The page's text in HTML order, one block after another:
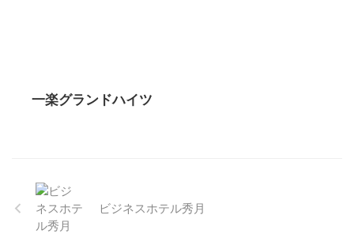
一楽グランドハイツ
ビジネスホテル秀月